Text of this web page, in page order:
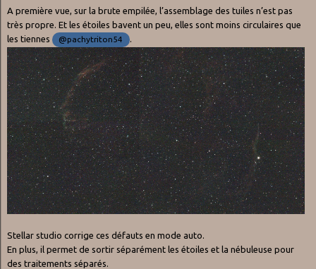
A première vue, sur la brute empilée, l’assemblage des tuiles n’est pas
très propre. Et les étoiles bavent un peu, elles sont moins circulaires que
les tiennes
@pachytriton54 .
Stellar studio corrige ces défauts en mode auto.
En plus, il permet de sortir séparément les étoiles et la nébuleuse pour
des traitements séparés.